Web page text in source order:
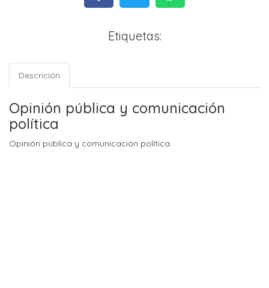
Etiquetas:
Descrición
Opinión pública y comunicación
política
Opinión pública y comunicación política